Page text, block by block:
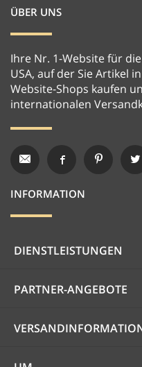
ÜBER UNS
Ihre Nr. 1-Website für
USA, auf der Sie Artikel
Website-Shops kaufen
internationalen
INFORMATION
DIENSTLEISTUNGEN
PARTNER-ANGEBOTE